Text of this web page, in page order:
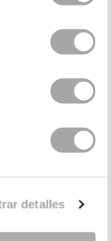
detalles